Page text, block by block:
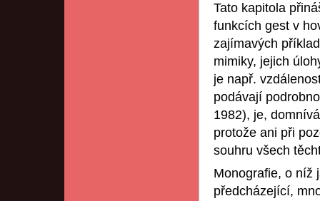
Tato kapitola
funkcích gest v
zajímavých
mimiky, jejich
je např.
podávají
1982), je,
protože ani při
souhru všech
Monografie, o níž
předcházející,